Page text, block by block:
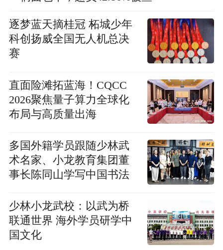
逐梦蓝天摘桂冠 柘城少年
科创扬威全国无人机总决
赛
直面险滩拓蓝海！CQCC
2026聚焦量子算力全球化
布局与高质量出海
多国外籍学员跟随少林武
术名家、小龙教育集团董
事长陈同山学写中国书法
少林小龙武校：以武为桥
联通世界 海外学员研学中
国文化